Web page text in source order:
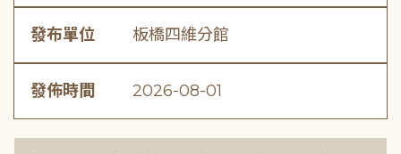
發布單位 板橋四維分館
發佈時間 2026-08-01